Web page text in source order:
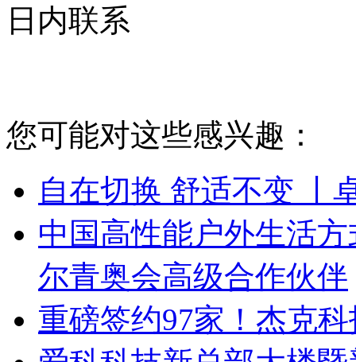
日内联系
您可能对这些感兴趣：
自在切换 舒适不变 丨
中国高性能户外生活
尔青奥会高级合作伙伴
重磅签约97家！杰克